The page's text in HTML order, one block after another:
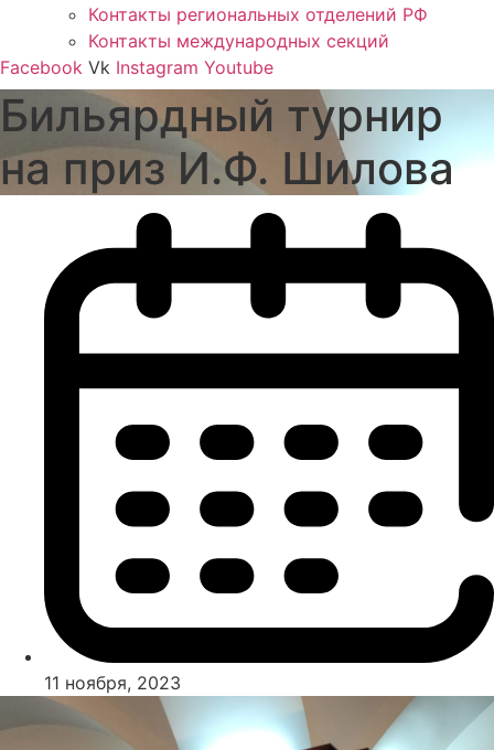
Контакты региональных отделений РФ
Контакты международных секций
Facebook Vk Instagram Youtube
Бильярдный турнир
на приз И.Ф. Шилова
11 ноября, 2023